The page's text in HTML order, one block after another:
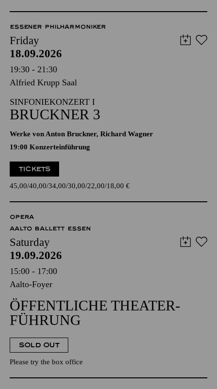
ESSENER PHILHARMONIKER
Friday
18.09.2026
19:30 - 21:30
Alfried Krupp Saal
SINFONIEKONZERT I
BRUCKNER 3
Werke von Anton Bruckner, Richard Wagner
19:00 Konzerteinführung
TICKETS
45,00 40,00 34,00 30,00 22,00 18,00 €
OPERA
AALTO BALLETT ESSEN
Saturday
19.09.2026
15:00 - 17:00
Aalto-Foyer
ÖFFENTLICHE THEATER­
FÜHRUNG
SOLD OUT
Please try the box office